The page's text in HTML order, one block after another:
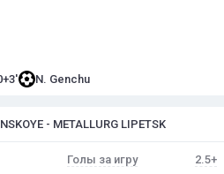
N. Genchu
- METALLURG LIPETSK
Голы за игру
2.5+